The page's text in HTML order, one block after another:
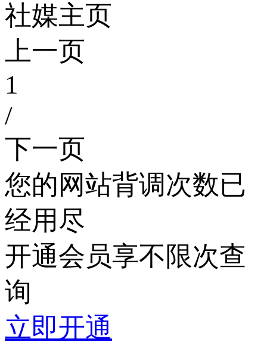
社媒主页
上一页
1
/
下一页
您的网站背调次数已
经用尽
开通会员享不限次查
询
立即开通